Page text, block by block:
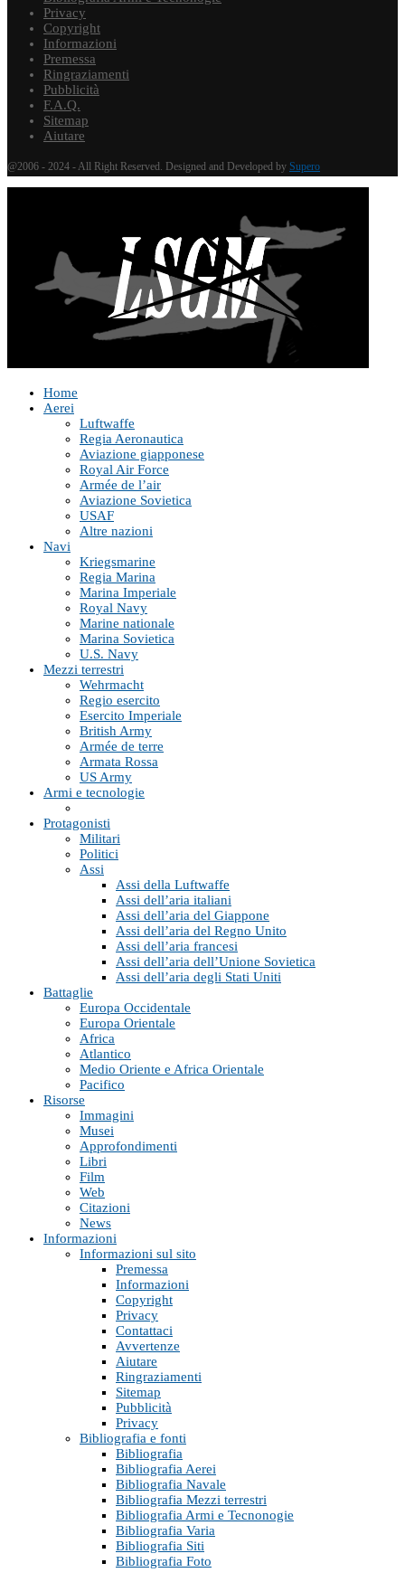
Privacy
Copyright
Informazioni
Premessa
Ringraziamenti
Pubblicità
F.A.Q.
Sitemap
Aiutare
@2006 - 2024 - All Right Reserved. Designed and Developed by Supero
Home
Aerei
Luftwaffe
Regia Aeronautica
Aviazione giapponese
Royal Air Force
Armée de l’air
Aviazione Sovietica
USAF
Altre nazioni
Navi
Kriegsmarine
Regia Marina
Marina Imperiale
Royal Navy
Marine nationale
Marina Sovietica
U.S. Navy
Mezzi terrestri
Wehrmacht
Regio esercito
Esercito Imperiale
British Army
Armée de terre
Armata Rossa
US Army
Armi e tecnologie
Protagonisti
Militari
Politici
Assi
Assi della Luftwaffe
Assi dell’aria italiani
Assi dell’aria del Giappone
Assi dell’aria del Regno Unito
Assi dell’aria francesi
Assi dell’aria dell’Unione Sovietica
Assi dell’aria degli Stati Uniti
Battaglie
Europa Occidentale
Europa Orientale
Africa
Atlantico
Medio Oriente e Africa Orientale
Pacifico
Risorse
Immagini
Musei
Approfondimenti
Libri
Film
Web
Citazioni
News
Informazioni
Informazioni sul sito
Premessa
Informazioni
Copyright
Privacy
Contattaci
Avvertenze
Aiutare
Ringraziamenti
Sitemap
Pubblicità
Privacy
Bibliografia e fonti
Bibliografia
Bibliografia Aerei
Bibliografia Navale
Bibliografia Mezzi terrestri
Bibliografia Armi e Tecnonogie
Bibliografia Varia
Bibliografia Siti
Bibliografia Foto